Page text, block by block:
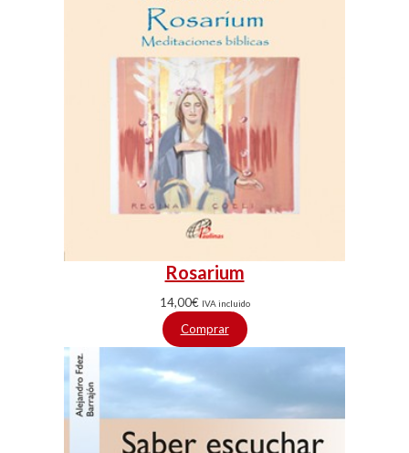
Rosarium
14,00€ IVA incluido
Comprar